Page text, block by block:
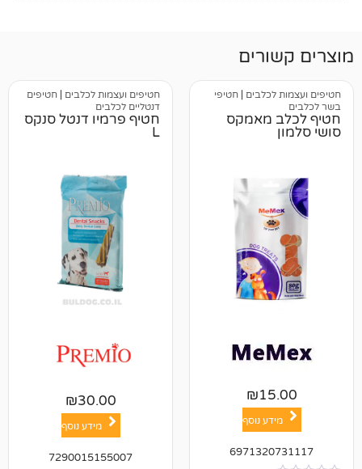
|חטיפי
מאמקס
חטיפים ועצמות לכלבים|חטיפים
חטיף פרמיו דנטל סנקס